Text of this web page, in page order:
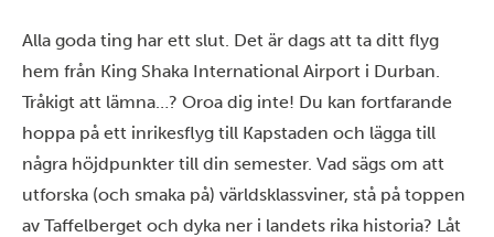
Alla goda ting har ett slut. Det är dags att ta ditt flyg
hem från King Shaka International Airport i Durban.
Tråkigt att lämna…? Oroa dig inte! Du kan fortfarande
hoppa på ett inrikesflyg till Kapstaden och lägga till
några höjdpunkter till din semester. Vad sägs om att
utforska (och smaka på) världsklassviner, stå på toppen
av Taffelberget och dyka ner i landets rika historia? Låt